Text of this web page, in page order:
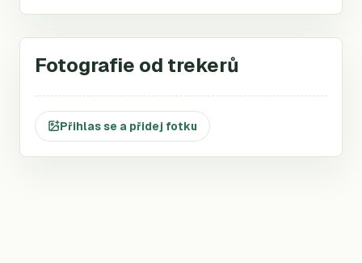
Fotografie od trekerů
Přihlas se a přidej fotku